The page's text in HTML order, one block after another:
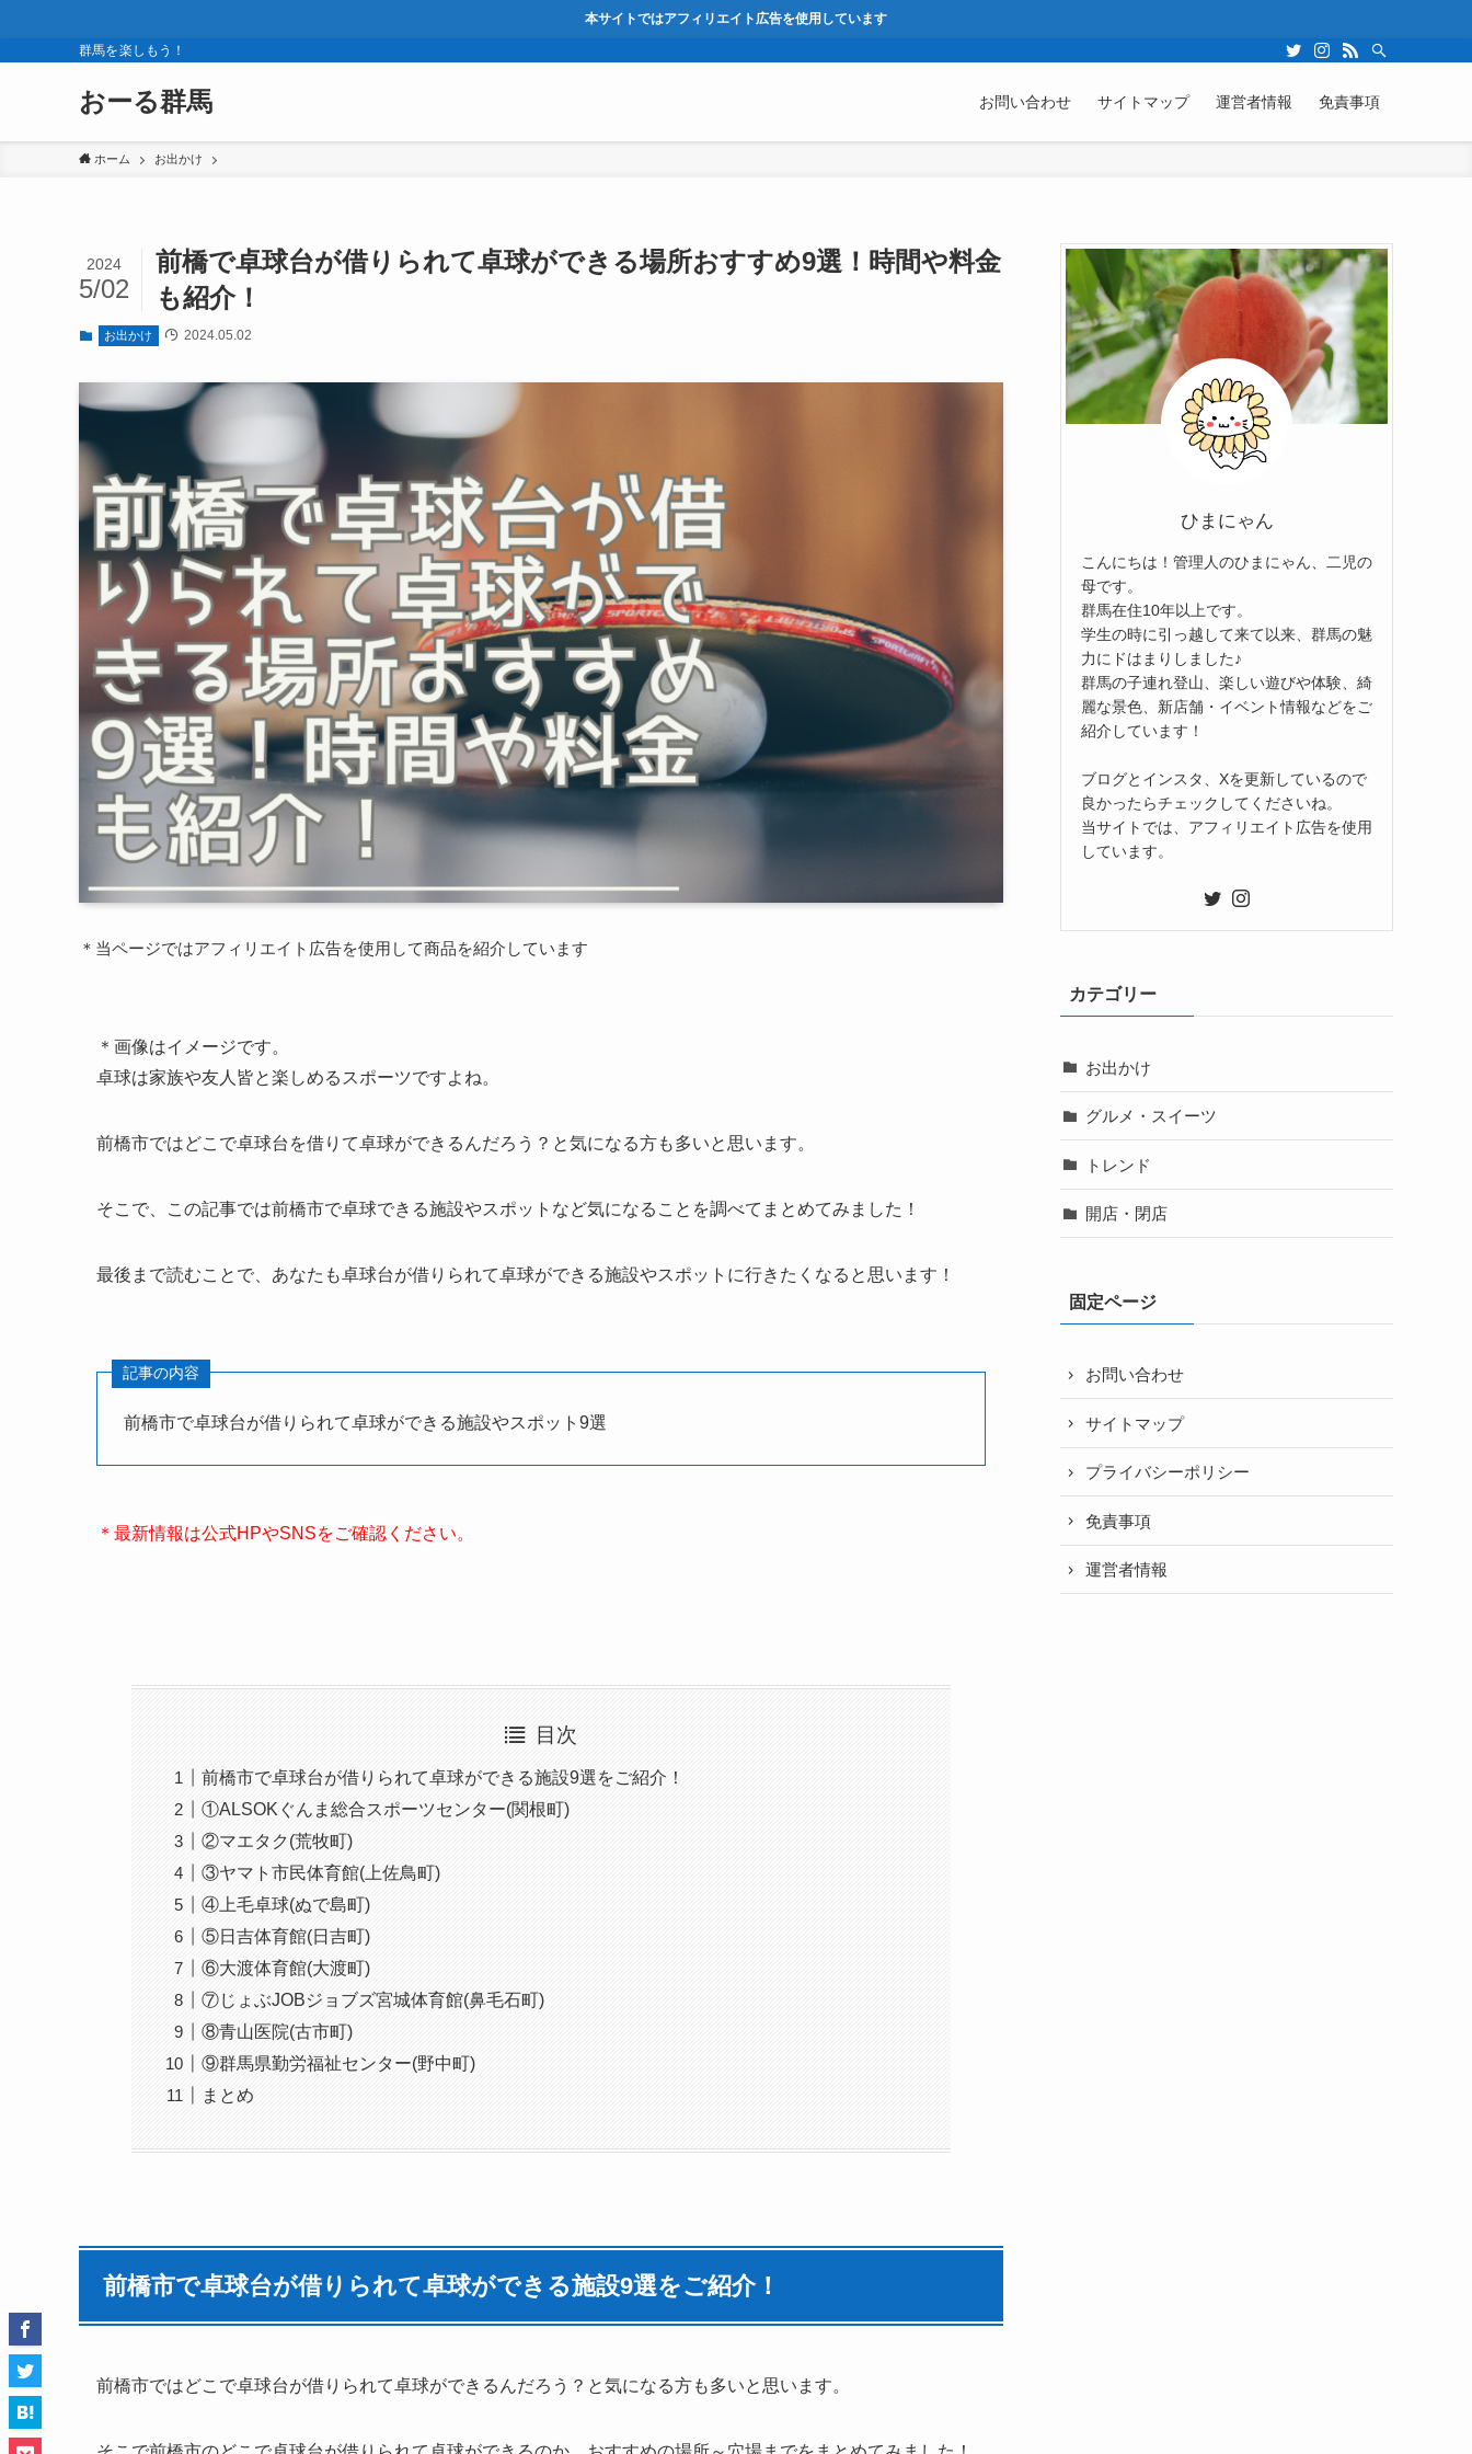
本サイトではアフィリエイト広告を使用しています
群馬を楽しもう！
おーる群馬 お問い合わせ サイトマップ 運営者情報 免責事項
ホーム お出かけ
前橋で卓球台が借りられて卓球ができる場所おすすめ9選！時間や料金
も紹介！
2024
5/02
お出かけ 2024.05.02
＊当ページではアフィリエイト広告を使用して商品を紹介しています
＊画像はイメージです。
卓球は家族や友人皆と楽しめるスポーツですよね。
前橋市ではどこで卓球台を借りて卓球ができるんだろう？と気になる方も多いと思います。
そこで、この記事では前橋市で卓球できる施設やスポットなど気になることを調べてまとめてみました！
最後まで読むことで、あなたも卓球台が借りられて卓球ができる施設やスポットに行きたくなると思います！
記事の内容
前橋市で卓球台が借りられて卓球ができる施設やスポット9選
＊最新情報は公式HPやSNSをご確認ください。
目次
前橋市で卓球台が借りられて卓球ができる施設9選をご紹介！
①ALSOKぐんま総合スポーツセンター(関根町)
②マエタク(荒牧町)
③ヤマト市民体育館(上佐鳥町)
④上毛卓球(ぬで島町)
⑤日吉体育館(日吉町)
⑥大渡体育館(大渡町)
⑦じょぶJOBジョブズ宮城体育館(鼻毛石町)
⑧青山医院(古市町)
⑨群馬県勤労福祉センター(野中町)
まとめ
前橋市で卓球台が借りられて卓球ができる施設9選をご紹介！
前橋市ではどこで卓球台が借りられて卓球ができるんだろう？と気になる方も多いと思います。
ひまにゃん
こんにちは！管理人のひまにゃん、二児の
母です。
群馬在住10年以上です。
学生の時に引っ越して来て以来、群馬の魅
力にドはまりしました♪
群馬の子連れ登山、楽しい遊びや体験、綺
麗な景色、新店舗・イベント情報などをご
紹介しています！
ブログとインスタ、Xを更新しているので
良かったらチェックしてくださいね。
当サイトでは、アフィリエイト広告を使用
しています。
カテゴリー
お出かけ
グルメ・スイーツ
トレンド
開店・閉店
固定ページ
お問い合わせ
サイトマップ
プライバシーポリシー
免責事項
運営者情報